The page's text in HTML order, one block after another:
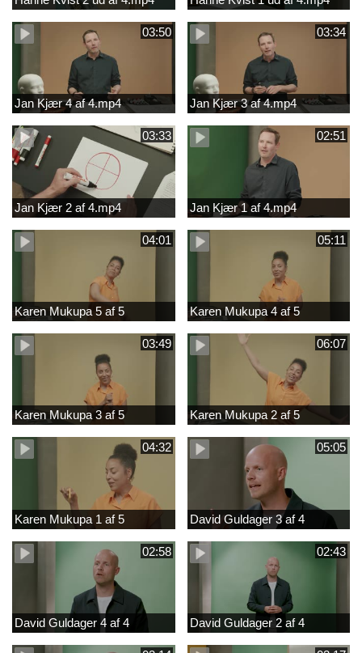
03:50
Jan Kjær 4 af 4.mp4
03:34
Jan Kjær 3 af 4.mp4
03:33
Jan Kjær 2 af 4.mp4
02:51
Jan Kjær 1 af 4.mp4
04:01
Karen Mukupa 5 af 5
05:11
Karen Mukupa 4 af 5
03:49
Karen Mukupa 3 af 5
06:07
Karen Mukupa 2 af 5
04:32
Karen Mukupa 1 af 5
05:05
David Guldager 3 af 4
02:58
David Guldager 4 af 4
02:43
David Guldager 2 af 4